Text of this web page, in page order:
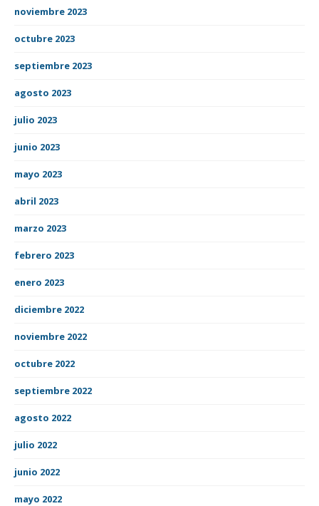
noviembre 2023
octubre 2023
septiembre 2023
agosto 2023
julio 2023
junio 2023
mayo 2023
abril 2023
marzo 2023
febrero 2023
enero 2023
diciembre 2022
noviembre 2022
octubre 2022
septiembre 2022
agosto 2022
julio 2022
junio 2022
mayo 2022